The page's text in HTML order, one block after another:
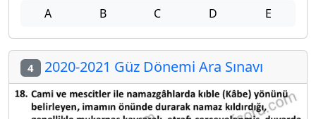
A B C D E
4 2020-2021 Güz Dönemi Ara Sınavı